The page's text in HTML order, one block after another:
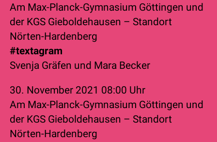
Am Max-Planck-Gymnasium Göttingen und
der KGS Gieboldehausen – Standort
Nörten-Hardenberg
#textagram
Svenja Gräfen und Mara Becker
30. November 2021 08:00 Uhr
Am Max-Planck-Gymnasium Göttingen und
der KGS Gieboldehausen – Standort
Nörten-Hardenberg